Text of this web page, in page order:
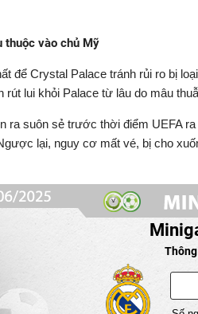
thuộc vào chủ Mỹ
để Crystal Palace tránh rủi ro bị
rút lui khỏi Palace từ lâu do mâu
ra suôn sẻ trước thời điểm UEFA
lại, nguy cơ mất vé, bị cho